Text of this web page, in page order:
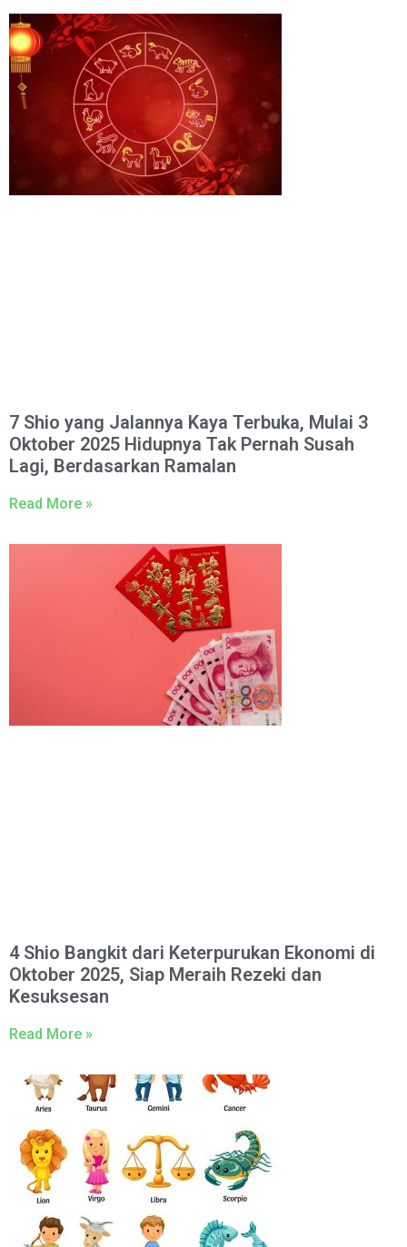
7 Shio yang Jalannya Kaya Terbuka, Mulai 3
Oktober 2025 Hidupnya Tak Pernah Susah
Lagi, Berdasarkan Ramalan
Read More »
4 Shio Bangkit dari Keterpurukan Ekonomi di
Oktober 2025, Siap Meraih Rezeki dan
Kesuksesan
Read More »